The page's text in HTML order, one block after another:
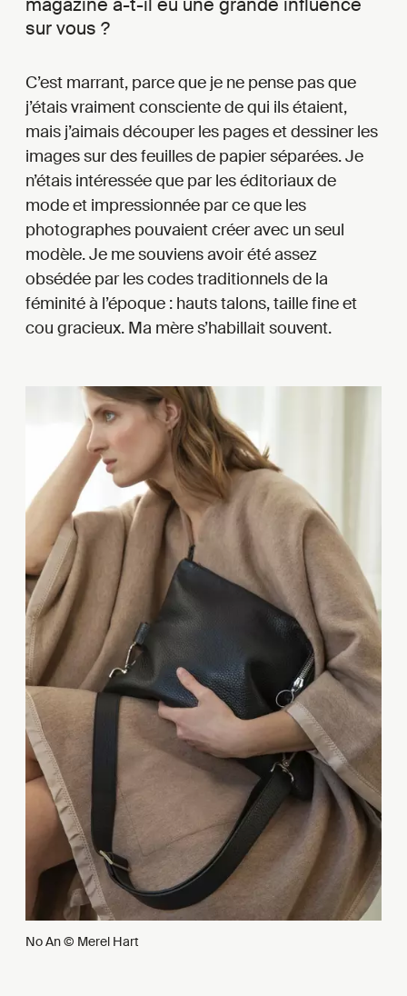
magazine a-t-il eu une grande influence
sur vous ?
C’est marrant, parce que je ne pense pas que
j’étais vraiment consciente de qui ils étaient,
mais j’aimais découper les pages et dessiner les
images sur des feuilles de papier séparées. Je
n’étais intéressée que par les éditoriaux de
mode et impressionnée par ce que les
photographes pouvaient créer avec un seul
modèle. Je me souviens avoir été assez
obsédée par les codes traditionnels de la
féminité à l’époque : hauts talons, taille fine et
cou gracieux. Ma mère s’habillait souvent.
No An © Merel Hart